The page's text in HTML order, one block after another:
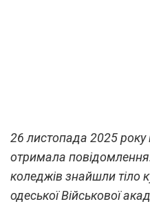
26 листопада 2025 року
отримала повідомлення:
коледжів знайшли тіло
одеської Військової